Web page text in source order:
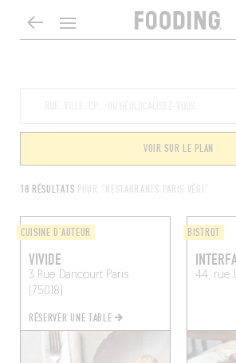
18 RÉSULTATS POUR "RESTAURANTS PARIS VÉGI"
VOIR SUR LE PLAN
CUISINE D'AUTEUR
VIVIDE
3 Rue DancourtParis
(75018)
RÉSERVER UNE TABLE
BISTROT
44, rue